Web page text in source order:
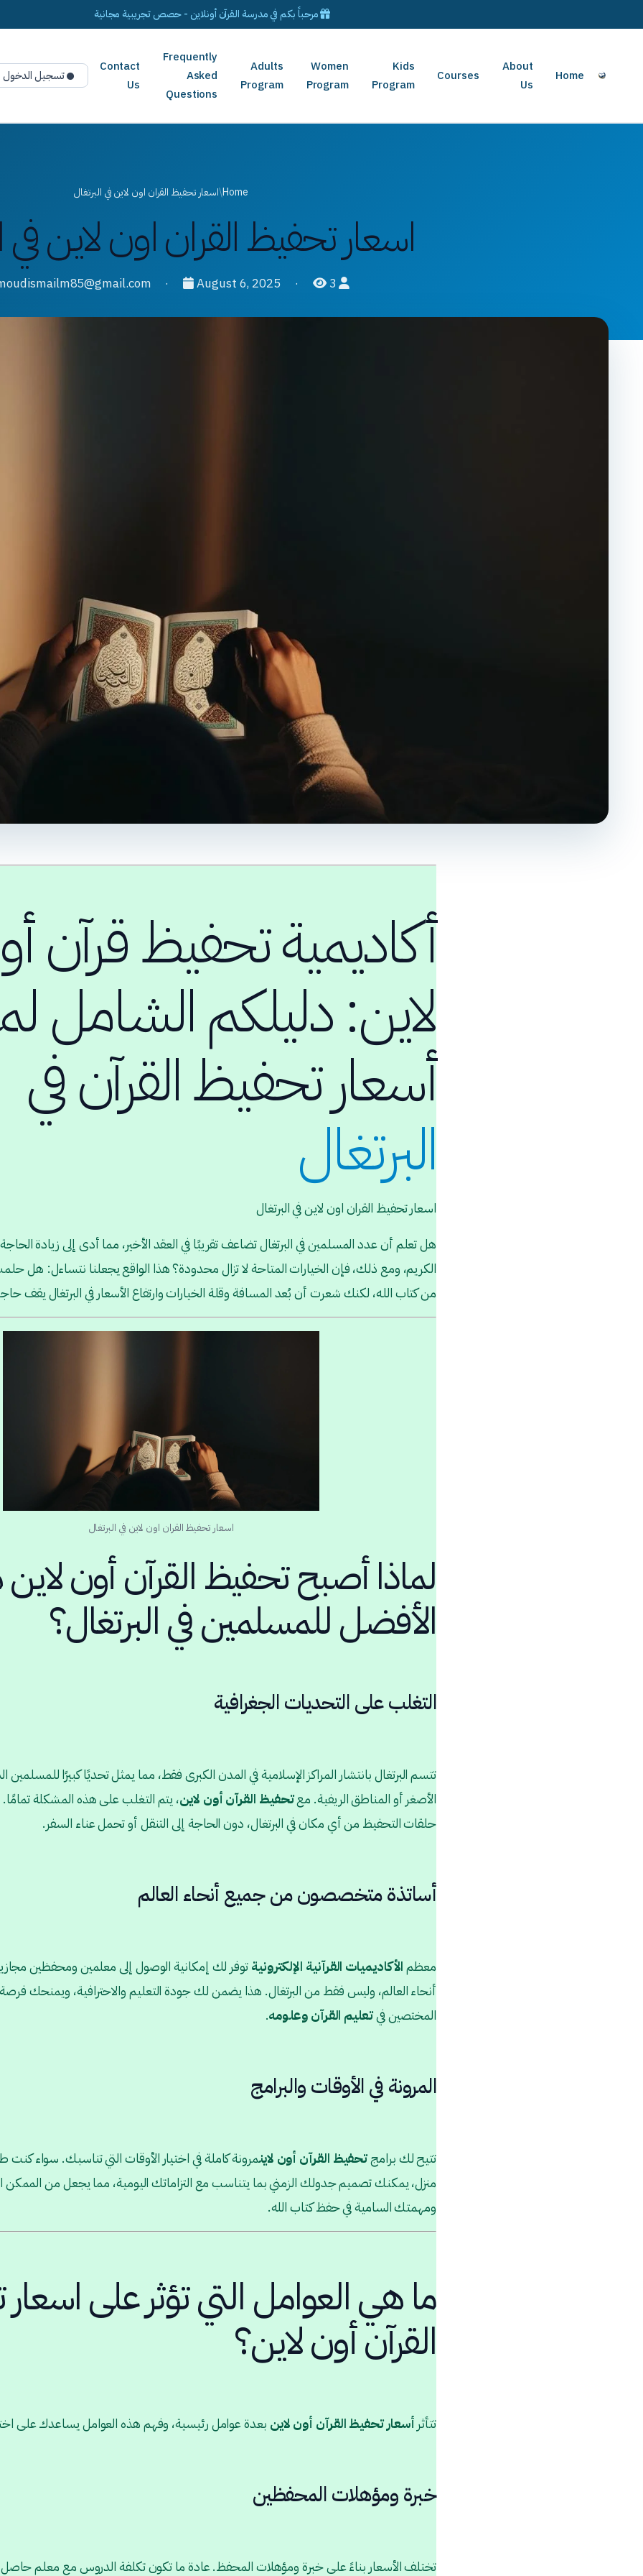
مرحباً بكم في مدرسة القرآن أونلاين - حصص تجريبية مجانية
Home
About
Us
Courses
Kids
Program
Women
Program
Adults
Program
Frequently
Asked
Questions
Contact
Us
تسجيل الدخول
Home
/اسعار تحفيظ القران اون لاين في البرتغال
اسعار تحفيظ القران اون لاين في
mahmoudismailm85@gmail.com
· August 6, 2025 · 3
أكاديمية تحفيظ قرآن
لاين: دليلكم الشامل
أسعار تحفيظ القرآن في
البرتغال
اسعار تحفيظ القران اون لاين في البرتغال
هل تعلم أن عدد المسلمين في البرتغال تضاعف تقريبًا في العقد الأخير، مما أدى إلى زيادة
الكريم، ومع ذلك، فإن الخيارات المتاحة لا تزال محدودة؟ هذا الواقع يجعلنا نتساءل: هل
من كتاب الله، لكنك شعرت أن بُعد المسافة وقلة الخيارات وارتفاع الأسعار في البرتغال يقف
اسعار تحفيظ القران اون لاين في البرتغال
لماذا أصبح تحفيظ القرآن أون لاين
الأفضل للمسلمين في البرتغال؟
التغلب على التحديات الجغرافية
تتسم البرتغال بانتشار المراكز الإسلامية في المدن الكبرى فقط، مما يمثل تحديًا كبيرًا
الأصغر أو المناطق الريفية. معتحفيظ القرآن أون لاين، يتم التغلب على هذه المشكلة
حلقات التحفيظ من أي مكان في البرتغال، دون الحاجة إلى التنقل أو تحمل عناء السفر.
أساتذة متخصصون من جميع أنحاء العالم
معظمالأكاديميات القرآنية الإلكترونيةتوفر لك إمكانية الوصول إلى معلمين ومحفظين
أنحاء العالم، وليس فقط من البرتغال. هذا يضمن لك جودة التعليم والاحترافية، ويمنحك
المختصين فيتعليم القرآن وعلومه.
المرونة في الأوقات والبرامج
تتيح لك برامجتحفيظ القرآن أون لاينمرونة كاملة في اختيار الأوقات التي تناسبك. سواء كنت
منزل، يمكنك تصميم جدولك الزمني بما يتناسب مع التزاماتك اليومية، مما يجعل من
ومهمتك السامية في حفظ كتاب الله.
ما هي العوامل التي تؤثر على
القرآن أون لاين؟
تتأثر أسعار تحفيظ القرآن أون لاين بعدة عوامل رئيسية، وفهم هذه العوامل يساعدك على
خبرة ومؤهلات المحفظين
تختلف الأسعار بناءً على خبرة ومؤهلات المحفظ. عادة ما تكون تكلفة الدروس مع معلم حاصل